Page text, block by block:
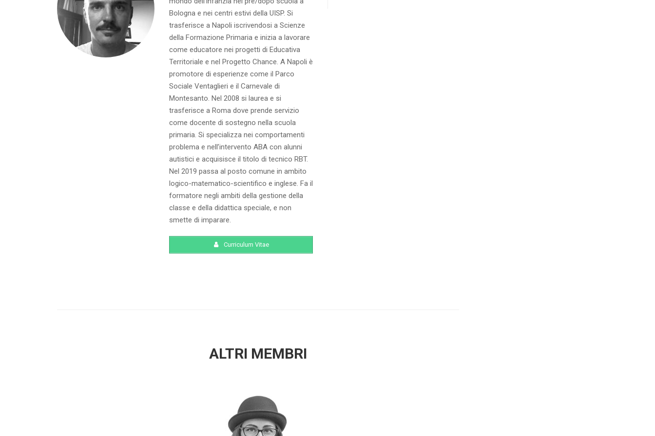
Bologna e nei centri estivi della UISP. Si
trasferisce a Napoli iscrivendosi a Scienze
della Formazione Primaria e inizia a lavorare
come educatore nei progetti di Educativa
Territoriale e nel Progetto Chance. A Napoli è
promotore di esperienze come il Parco
Sociale Ventaglieri e il Carnevale di
Montesanto. Nel 2008 si laurea e si
trasferisce a Roma dove prende servizio
come docente di sostegno nella scuola
primaria. Si specializza nei comportamenti
problema e nell’intervento ABA con alunni
autistici e acquisisce il titolo di tecnico RBT.
Nel 2019 passa al posto comune in ambito
logico-matematico-scientifico e inglese. Fa il
formatore negli ambiti della gestione della
classe e della didattica speciale, e non
smette di imparare.
Curriculum Vitae
ALTRI MEMBRI